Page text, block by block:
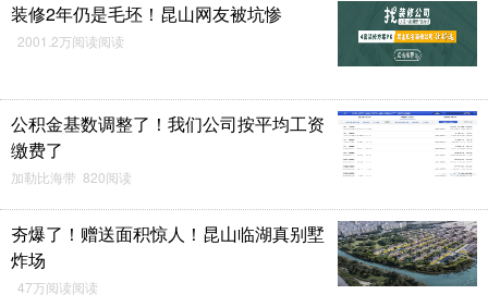
装修2年仍是毛坯！昆山网友被坑惨
2001.2万阅读阅读
公积金基数调整了！我们公司按平均工资
缴费了
加勒比海带 820阅读
夯爆了！赠送面积惊人！昆山临湖真别墅
炸场
47万阅读阅读